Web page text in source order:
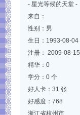
- 星光等候的天堂 -
来自：
性别：男
生日：1993-08-04
注册： 2009-08-15
精华：0
学分：0 个
好人卡：31 张
好感度：768
浙江省杭州市